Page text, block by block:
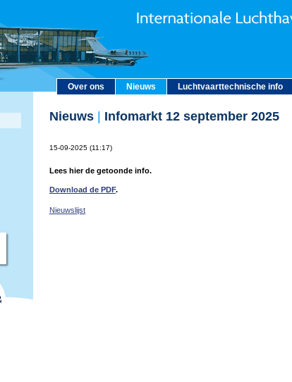
Over ons Nieuws Luchtvaarttechnische info
Nieuws Infomarkt 12 september 2025
15-09-2025 (11:17)
Lees hier de getoonde info.
Download de PDF.
Nieuwslijst